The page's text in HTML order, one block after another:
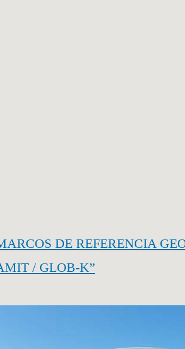
DE REFERENCIA
/ GLOB-K”